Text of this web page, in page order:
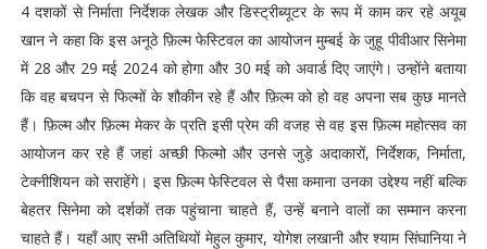
4 दशकों से निर्माता निर्देशक लेखक और डिस्ट्रीब्यूटर के रूप में काम कर रहे अयूब
खान ने कहा कि इस अनूठे फ़िल्म फेस्टिवल का आयोजन मुम्बई के जुहू पीवीआर सिनेमा
में 28 और 29 मई 2024 को होगा और 30 मई को अवार्ड दिए जाएंगे। उन्होंने बताया
कि वह बचपन से फिल्मों के शौकीन रहे हैं और फ़िल्म को हो वह अपना सब कुछ मानते
हैं। फ़िल्म और फ़िल्म मेकर के प्रति इसी प्रेम की वजह से वह इस फ़िल्म महोत्सव का
आयोजन कर रहे हैं जहां अच्छी फिल्मो और उनसे जुड़े अदाकारों, निर्देशक, निर्माता,
टेक्नीशियन को सराहेंगे। इस फ़िल्म फेस्टिवल से पैसा कमाना उनका उद्देश्य नहीं बल्कि
बेहतर सिनेमा को दर्शकों तक पहुंचाना चाहते हैं, उन्हें बनाने वालों का सम्मान करना
चाहते हैं। यहाँ आए सभी अतिथियों मेहुल कुमार, योगेश लखानी और श्याम सिंघानिया ने